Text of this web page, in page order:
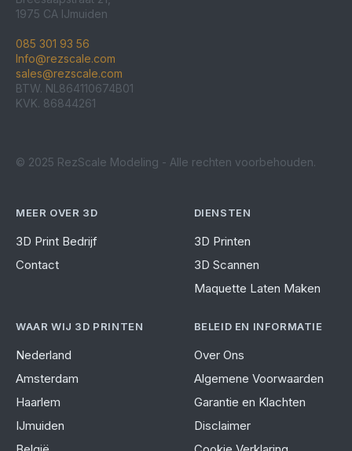
1975 CA IJmuiden
085 301 93 56
Info@rezscale.com
sales@rezscale.com
BTW. NL864110674B01
KVK. 86844261
© 2025 RezScale Modeling - Alle rechten voorbehouden.
MEER OVER 3D
3D Print Bedrijf
Contact
DIENSTEN
3D Printen
3D Scannen
Maquette Laten Maken
WAAR WIJ 3D PRINTEN
Nederland
Amsterdam
Haarlem
IJmuiden
BELEID EN INFORMATIE
Over Ons
Algemene Voorwaarden
Garantie en Klachten
Disclaimer